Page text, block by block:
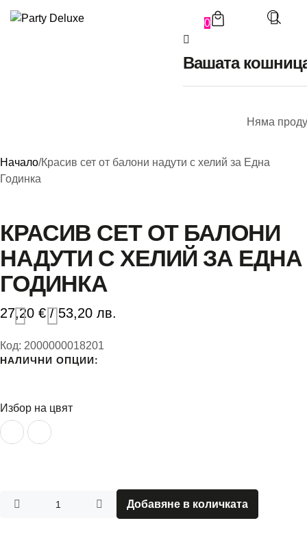
0
Вашата
Няма
Начало/Красив сет от балони надути с хелий за Една
Годинка
КРАСИВ СЕТ ОТ БАЛОНИ
НАДУТИ С ХЕЛИЙ ЗА ЕДНА
ГОДИНКА
27,20 €/ 53,20 лв.
Код: 2000000018201
НАЛИЧНИ ОПЦИИ:
Избор на цвят
Добавяне в количката